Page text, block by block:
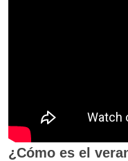
¿Cómo es el